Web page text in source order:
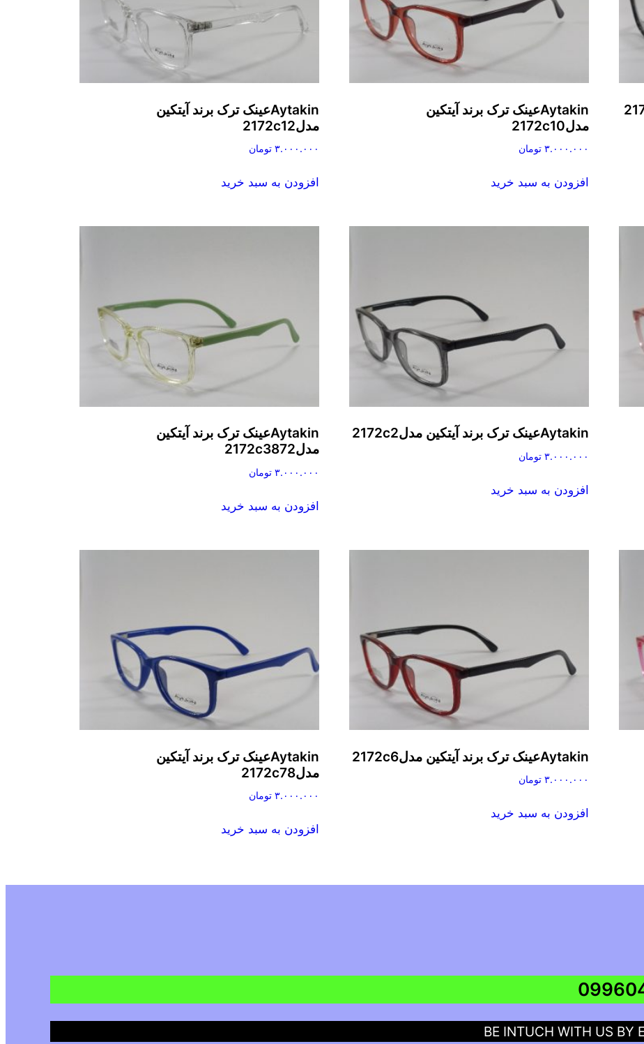
Aytakinعینک ترک برند آیتکین
مدل2172c10
۳.۰۰۰.۰۰۰ تومان
افزودن به سبد خرید
Aytakinعینک ترک برند آیتکین
مدل2172c12
۳.۰۰۰.۰۰۰ تومان
افزودن به سبد خرید
Aytakinعینک ترک برند آیتکین مدل2172c2
۳.۰۰۰.۰۰۰ تومان
افزودن به سبد خرید
Aytakinعینک ترک برند آیتکین
مدل2172c3872
۳.۰۰۰.۰۰۰ تومان
افزودن به سبد خرید
Aytakinعینک ترک برند آیتکین مدل2172c6
۳.۰۰۰.۰۰۰ تومان
افزودن به سبد خرید
Aytakinعینک ترک برند آیتکین
مدل2172c78
۳.۰۰۰.۰۰۰ تومان
افزودن به سبد خرید
BE INTUCH WITH US BY